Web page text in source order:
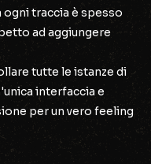
traccia è spesso
ad aggiungere
tutte le istanze di
interfaccia e
per un vero feeling